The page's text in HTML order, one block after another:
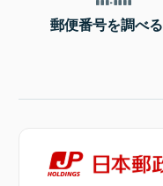
郵便番号を調べる